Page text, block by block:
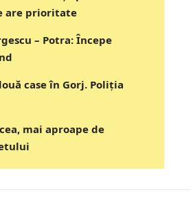
are prioritate
– Potra: Începe
case în Gorj. Poliția
mai aproape de